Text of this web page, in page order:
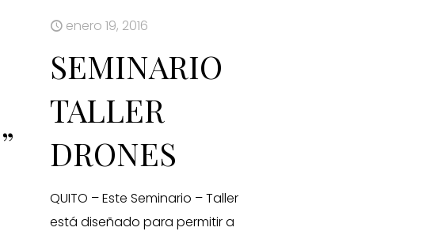
enero 19, 2016
SEMINARIO
TALLER
DRONES
QUITO – Este Seminario – Taller
está diseñado para permitir a